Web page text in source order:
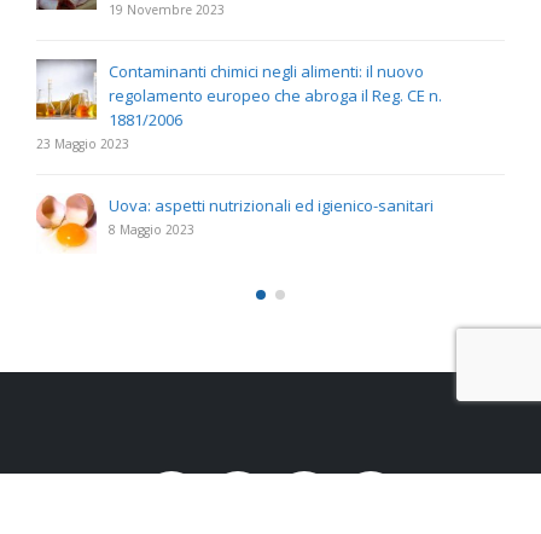
19 Novembre 2023
Contaminanti chimici negli alimenti: il nuovo
regolamento europeo che abroga il Reg. CE n.
1881/2006
23 Maggio 2023
Uova: aspetti nutrizionali ed igienico-sanitari
8 Maggio 2023